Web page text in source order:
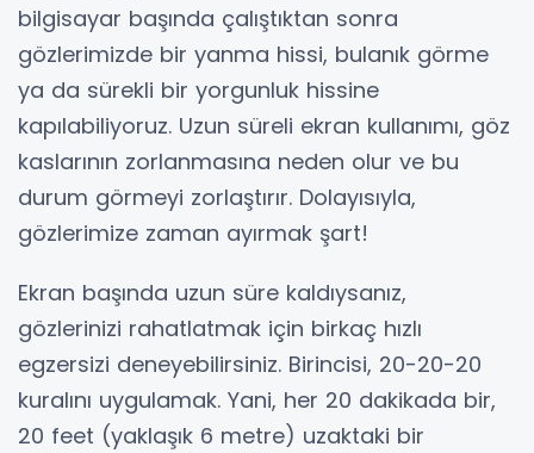
bilgisayar başında çalıştıktan sonra
gözlerimizde bir yanma hissi, bulanık görme
ya da sürekli bir yorgunluk hissine
kapılabiliyoruz. Uzun süreli ekran kullanımı, göz
kaslarının zorlanmasına neden olur ve bu
durum görmeyi zorlaştırır. Dolayısıyla,
gözlerimize zaman ayırmak şart!
Ekran başında uzun süre kaldıysanız,
gözlerinizi rahatlatmak için birkaç hızlı
egzersizi deneyebilirsiniz. Birincisi, 20-20-20
kuralını uygulamak. Yani, her 20 dakikada bir,
20 feet (yaklaşık 6 metre) uzaktaki bir